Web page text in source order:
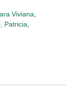
Viviana
Patricia